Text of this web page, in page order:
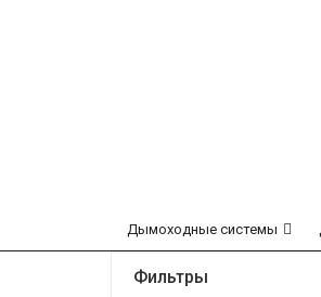
Дымоходные системы
Фильтры